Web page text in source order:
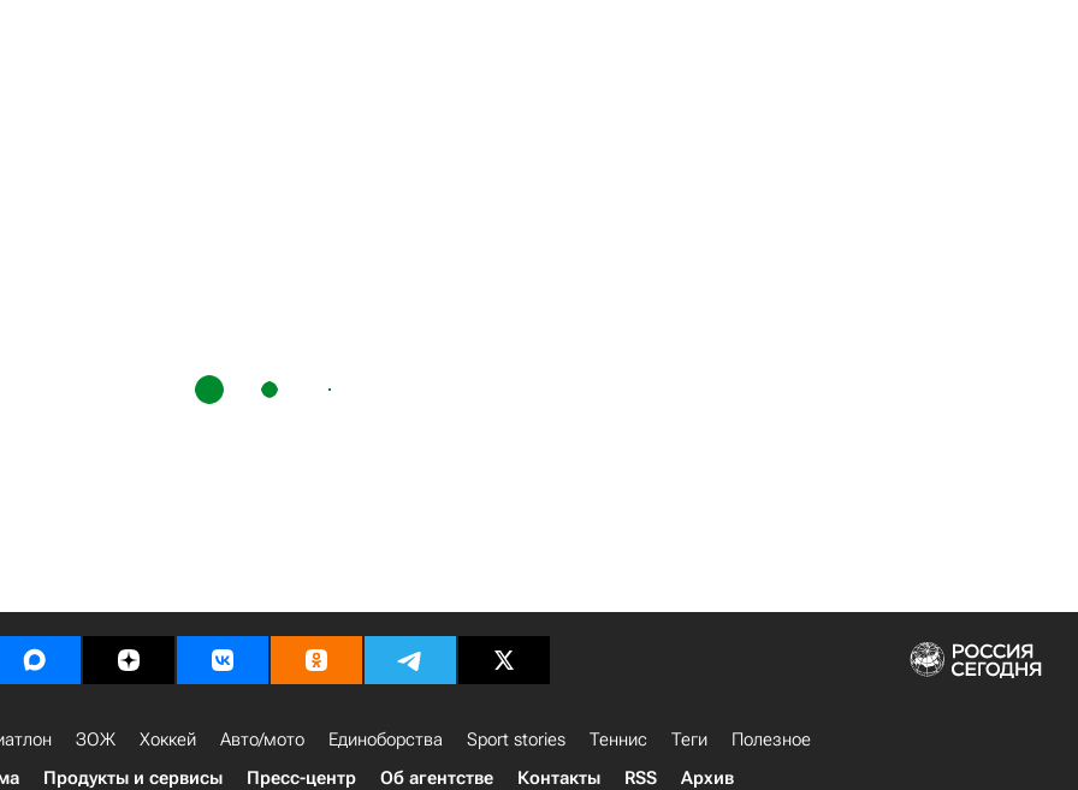
ЗОЖ Хоккей Авто/мото Единоборства Sport stories Теннис Теги
Полезное
Продукты и сервисы Пресс-центр Об агентстве Контакты RSS Архив